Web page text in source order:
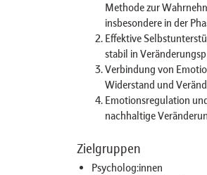
Methode zur
insbesondere in der
Effektive
stabil in
Verbindung von
Widerstand und
Emotionsregulation
nachhaltige
Zielgruppen
Psycholog:innen